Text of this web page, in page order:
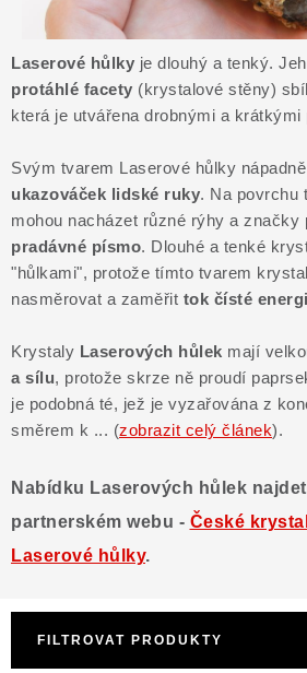
NALEZIŠTĚ
NÁŠ PŘÍBĚH
KONTAKT
MISTROVSKÉ KRYSTALY
Puncovní značky
Ochrana osobních údajů
Výkup minerálů a drahých kamenů
Formulář pro uplatnění reklamace
Poučení o právu na odstoupení od
Laserové hůlky je dlouhý a tenký.
protáhlé facety (krystalové stěny)
která je utvářena drobnými a krátkými
Svým tvarem Laserové hůlky
ukazováček lidské ruky. Na povrchu
mohou nacházet různé rýhy a značky
pradávné písmo. Dlouhé a tenké
"hůlkami", protože tímto tvarem
nasměrovat a zaměřit tok čísté
Krystaly Laserových hůlek mají
a sílu, protože skrze ně proudí
je podobná té, jež je vyzařována z
směrem k ... (zobrazit celý článek).
Nabídku Laserových hůlek
partnerském webu - České
Laserové hůlky.
FILTROVAT PRODUKTY